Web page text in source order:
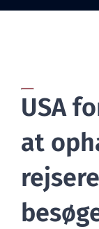
TJEK ESTA
TURISTVISUM
HJÆLP
USA
at